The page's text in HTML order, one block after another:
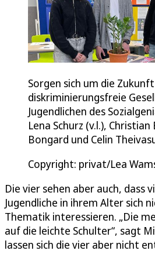
Sorgen sich um die
diskriminierungsfreie
Jugendlichen des
Lena Schurz (v.l.),
Bongard und Celin
Copyright: privat/Lea
Die vier sehen aber auch, dass
Jugendliche in ihrem Alter sich
Thematik interessieren. „Die
auf die leichte Schulter“, sagt
lassen sich die vier aber nicht